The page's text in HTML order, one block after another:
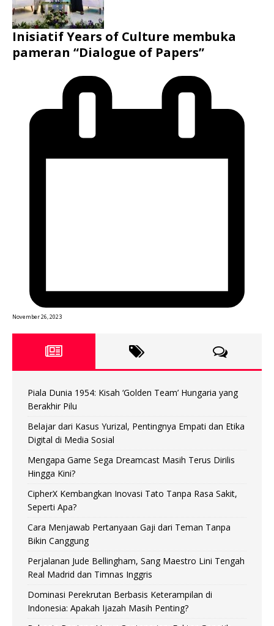
Inisiatif Years of Culture membuka
pameran “Dialogue of Papers”
November 26, 2023
Piala Dunia 1954: Kisah ‘Golden Team’ Hungaria yang
Berakhir Pilu
Belajar dari Kasus Yurizal, Pentingnya Empati dan Etika
Digital di Media Sosial
Mengapa Game Sega Dreamcast Masih Terus Dirilis
Hingga Kini?
CipherX Kembangkan Inovasi Tato Tanpa Rasa Sakit,
Seperti Apa?
Cara Menjawab Pertanyaan Gaji dari Teman Tanpa
Bikin Canggung
Perjalanan Jude Bellingham, Sang Maestro Lini Tengah
Real Madrid dan Timnas Inggris
Dominasi Perekrutan Berbasis Keterampilan di
Indonesia: Apakah Ijazah Masih Penting?